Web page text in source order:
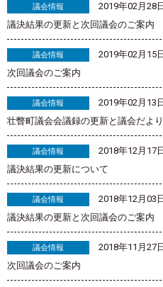
議会情報
2019年02月28日
議決結果の更新と次回議会のご案内
議会情報
2019年02月15日
次回議会のご案内
議会情報
2019年02月13日
壮瞥町議会会議録の更新と議会だよ
議会情報
2018年12月17日
議決結果の更新について
議会情報
2018年12月03日
議決結果の更新と次回議会のご案内
議会情報
2018年11月27日
次回議会のご案内